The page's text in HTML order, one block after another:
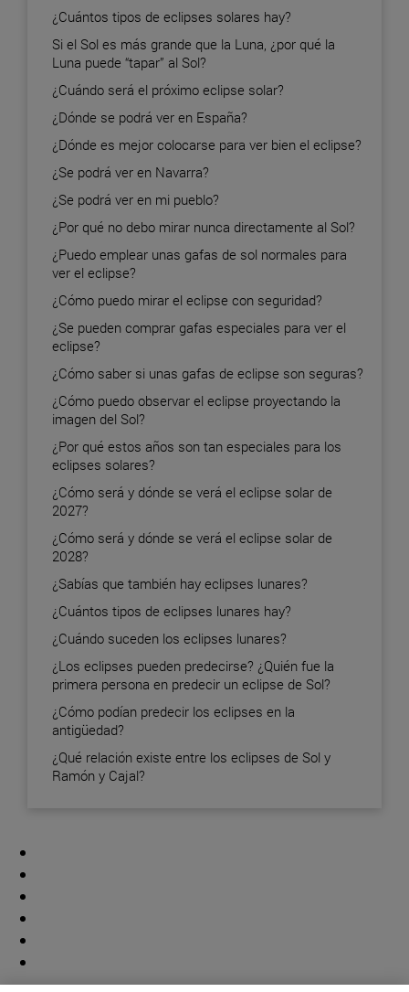
¿Cuántos tipos de eclipses solares hay?
Si el Sol es más grande que la Luna, ¿por qué la
Luna puede “tapar” al Sol?
¿Cuándo será el próximo eclipse solar?
¿Dónde se podrá ver en España?
¿Dónde es mejor colocarse para ver bien el eclipse?
¿Se podrá ver en Navarra?
¿Se podrá ver en mi pueblo?
¿Por qué no debo mirar nunca directamente al Sol?
¿Puedo emplear unas gafas de sol normales para
ver el eclipse?
¿Cómo puedo mirar el eclipse con seguridad?
¿Se pueden comprar gafas especiales para ver el
eclipse?
¿Cómo saber si unas gafas de eclipse son seguras?
¿Cómo puedo observar el eclipse proyectando la
imagen del Sol?
¿Por qué estos años son tan especiales para los
eclipses solares?
¿Cómo será y dónde se verá el eclipse solar de
2027?
¿Cómo será y dónde se verá el eclipse solar de
2028?
¿Sabías que también hay eclipses lunares?
¿Cuántos tipos de eclipses lunares hay?
¿Cuándo suceden los eclipses lunares?
¿Los eclipses pueden predecirse? ¿Quién fue la
primera persona en predecir un eclipse de Sol?
¿Cómo podían predecir los eclipses en la
antigüedad?
¿Qué relación existe entre los eclipses de Sol y
Ramón y Cajal?